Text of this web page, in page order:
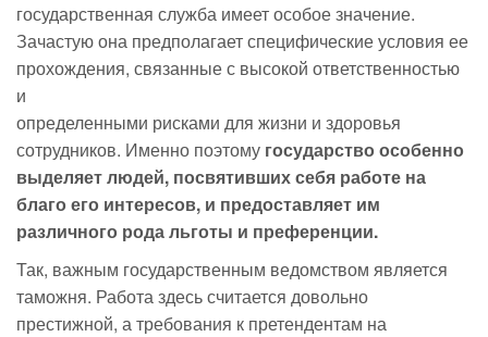
государственная служба имеет особое значение.
Зачастую она предполагает специфические условия ее
прохождения, связанные с высокой ответственностью
и
определенными рисками для жизни и здоровья
сотрудников. Именно поэтому государство особенно
выделяет людей, посвятивших себя работе на
благо его интересов, и предоставляет им
различного рода льготы и преференции.
Так, важным государственным ведомством является
таможня. Работа здесь считается довольно
престижной, а требования к претендентам на